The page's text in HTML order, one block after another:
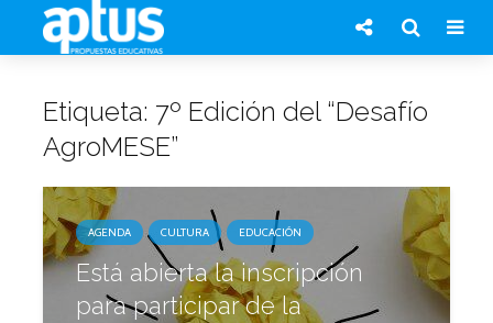
Etiqueta: 7º Edición del “Desafío
AgroMESE”
AGENDA CULTURA EDUCACIÓN
Está abierta la inscripción
para participar de la